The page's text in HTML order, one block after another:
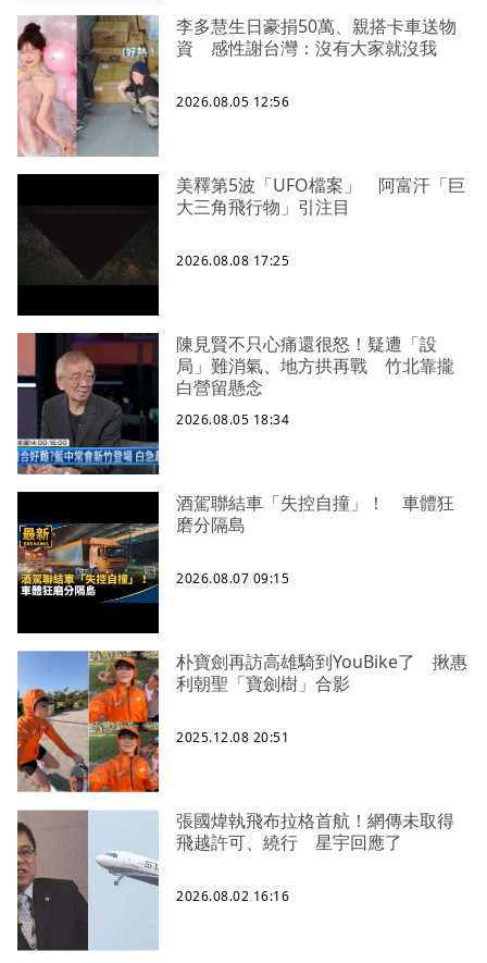
李多慧生日豪捐50萬、親搭卡車送物
資 感性謝台灣：沒有大家就沒我
2026.08.05 12:56
美釋第5波「UFO檔案」 阿富汗「巨
大三角飛行物」引注目
2026.08.08 17:25
陳見賢不只心痛還很怒！疑遭「設
局」難消氣、地方拱再戰 竹北靠攏
白營留懸念
2026.08.05 18:34
酒駕聯結車「失控自撞」！ 車體狂
磨分隔島
2026.08.07 09:15
朴寶劍再訪高雄騎到YouBike了 揪惠
利朝聖「寶劍樹」合影
2025.12.08 20:51
張國煒執飛布拉格首航！網傳未取得
飛越許可、繞行 星宇回應了
2026.08.02 16:16